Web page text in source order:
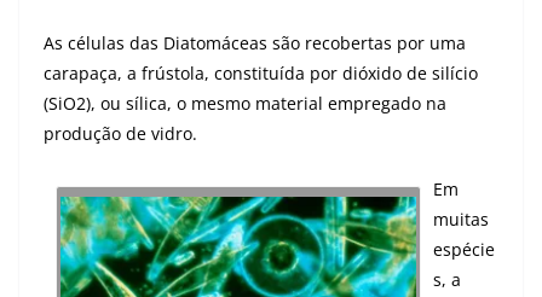
As células das Diatomáceas são recobertas por uma
carapaça, a frústola, constituída por dióxido de silício
(SiO2), ou sílica, o mesmo material empregado na
produção de vidro.
Em
muitas
espécie
s, a